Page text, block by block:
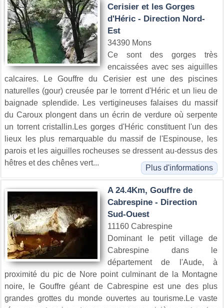
Cerisier et les Gorges
d'Héric - Direction Nord-
Est
34390 Mons
Ce sont des gorges très
encaissées avec ses aiguilles
calcaires. Le Gouffre du Cerisier est une des piscines
naturelles (gour) creusée par le torrent d'Héric et un lieu de
baignade splendide. Les vertigineuses falaises du massif
du Caroux plongent dans un écrin de verdure où serpente
un torrent cristallin.Les gorges d'Héric constituent l'un des
lieux les plus remarquable du massif de l'Espinouse, les
parois et les aiguilles rocheuses se dressent au-dessus des
hêtres et des chênes vert...
Plus d'informations
A 24.4Km, Gouffre de
Cabrespine - Direction
Sud-Ouest
11160 Cabrespine
Dominant le petit village de
Cabrespine dans le
département de l'Aude, à
proximité du pic de Nore point culminant de la Montagne
noire, le Gouffre géant de Cabrespine est une des plus
grandes grottes du monde ouvertes au tourisme.Le vaste